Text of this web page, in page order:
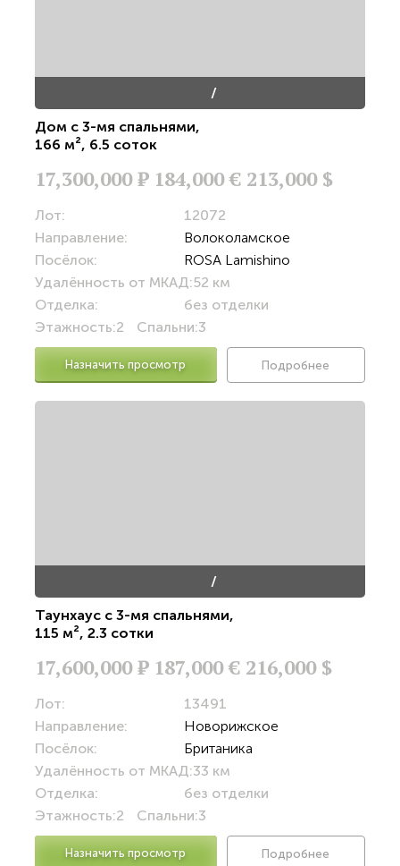
/
Дом с 3-мя спальнями,
166 м², 6.5 соток
17,300,000Р 184,000 € 213,000 $
Лот:
12072
Направление:
Волоколамское
Посёлок:
ROSA Lamishino
Удалённость от МКАД:52 км
Отделка:
без отделки
Этажность:2 Спальни:3
Назначить просмотр Подробнее
/
Таунхаус с 3-мя спальнями,
115 м², 2.3 сотки
17,600,000Р 187,000 € 216,000 $
Лот:
13491
Направление:
Новорижское
Посёлок:
Британика
Удалённость от МКАД:33 км
Отделка:
без отделки
Этажность:2 Спальни:3
Назначить просмотр Подробнее